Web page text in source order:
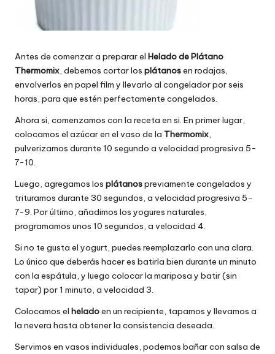
Antes de comenzar a preparar el Helado de Plátano
Thermomix, debemos cortar los plátanosen rodajas,
envolverlos en papel film y llevarlo al congelador por seis
horas, para que estén perfectamente congelados.
Ahora si, comenzamos con la receta en si. En primer lugar,
colocamos el azúcar en el vaso de la Thermomix,
pulverizamos durante 10 segundo a velocidad progresiva 5-
7-10.
Luego, agregamos los plátanospreviamente congelados y
trituramos durante 30 segundos, a velocidad progresiva 5-
7-9. Por último, añadimos los yogures naturales,
programamos unos 10 segundos, a velocidad 4.
Si no te gusta el yogurt, puedes reemplazarlo con una clara.
Lo único que deberás hacer es batirla bien durante un minuto
con la espátula, y luego colocar la mariposa y batir (sin
tapar) por 1 minuto, a velocidad 3.
Colocamos el heladoen un recipiente, tapamos y llevamos a
la nevera hasta obtener la consistencia deseada.
Servimos en vasos individuales, podemos bañar con salsa de